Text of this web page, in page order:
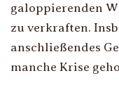
galoppierenden
zu verkraften.
anschließendes
manche Krise